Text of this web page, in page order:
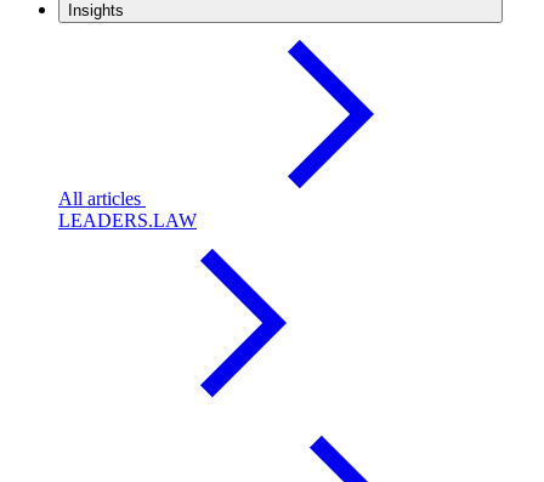
Insights
All articles
LEADERS.LAW